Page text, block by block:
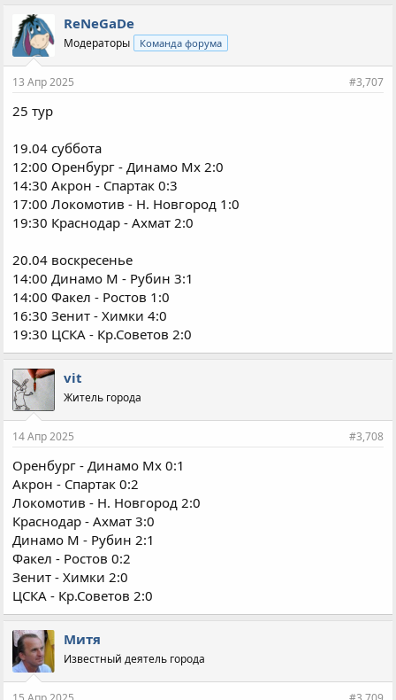
м
п
а
т
и
:
ReNeGaDe
Модераторы Команда форума
13 Апр 2025 #3,707
25 тур
19.04 суббота
12:00 Оренбург - Динамо Мх 2:0
14:30 Акрон - Спартак 0:3
17:00 Локомотив - Н. Новгород 1:0
19:30 Краснодар - Ахмат 2:0
20.04 воскресенье
14:00 Динамо М - Рубин 3:1
14:00 Факел - Ростов 1:0
16:30 Зенит - Химки 4:0
19:30 ЦСКА - Кр.Советов 2:0
vit
Житель города
14 Апр 2025 #3,708
Оренбург - Динамо Мх 0:1
Акрон - Спартак 0:2
Локомотив - Н. Новгород 2:0
Краснодар - Ахмат 3:0
Динамо М - Рубин 2:1
Факел - Ростов 0:2
Зенит - Химки 2:0
ЦСКА - Кр.Советов 2:0
Митя
Известный деятель города